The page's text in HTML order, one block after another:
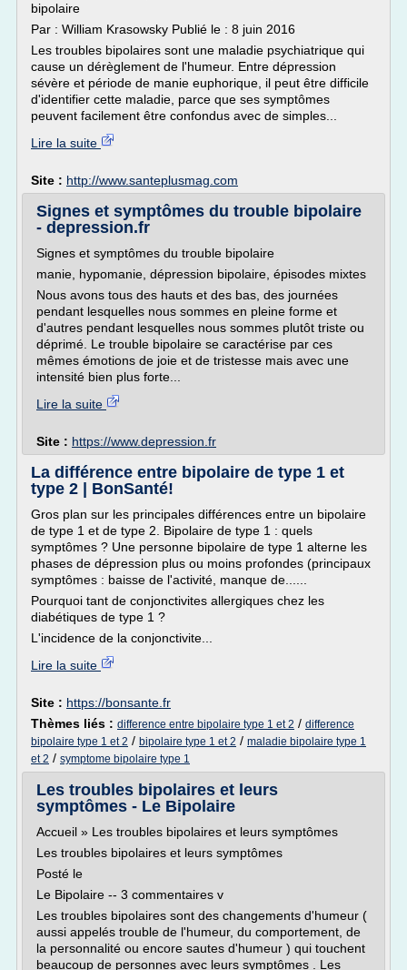
bipolaire
Par : William Krasowsky Publié le : 8 juin 2016
Les troubles bipolaires sont une maladie psychiatrique qui
cause un dérèglement de l'humeur. Entre dépression
sévère et période de manie euphorique, il peut être difficile
d'identifier cette maladie, parce que ses symptômes
peuvent facilement être confondus avec de simples...
Lire la suite
Site : http://www.santeplusmag.com
Signes et symptômes du trouble bipolaire
- depression.fr
Signes et symptômes du trouble bipolaire
manie, hypomanie, dépression bipolaire, épisodes mixtes
Nous avons tous des hauts et des bas, des journées
pendant lesquelles nous sommes en pleine forme et
d'autres pendant lesquelles nous sommes plutôt triste ou
déprimé. Le trouble bipolaire se caractérise par ces
mêmes émotions de joie et de tristesse mais avec une
intensité bien plus forte...
Lire la suite
Site : https://www.depression.fr
La différence entre bipolaire de type 1 et
type 2 | BonSanté!
Gros plan sur les principales différences entre un bipolaire
de type 1 et de type 2. Bipolaire de type 1 : quels
symptômes ? Une personne bipolaire de type 1 alterne les
phases de dépression plus ou moins profondes (principaux
symptômes : baisse de l'activité, manque de......
Pourquoi tant de conjonctivites allergiques chez les
diabétiques de type 1 ?
L'incidence de la conjonctivite...
Lire la suite
Site : https://bonsante.fr
Thèmes liés : difference entre bipolaire type 1 et 2 / difference
bipolaire type 1 et 2 / bipolaire type 1 et 2 / maladie bipolaire type 1
et 2 / symptome bipolaire type 1
Les troubles bipolaires et leurs
symptômes - Le Bipolaire
Accueil » Les troubles bipolaires et leurs symptômes
Les troubles bipolaires et leurs symptômes
Posté le
Le Bipolaire -- 3 commentaires v
Les troubles bipolaires sont des changements d'humeur (
aussi appelés trouble de l'humeur, du comportement, de
la personnalité ou encore sautes d'humeur ) qui touchent
beaucoup de personnes avec leurs symptômes . Les